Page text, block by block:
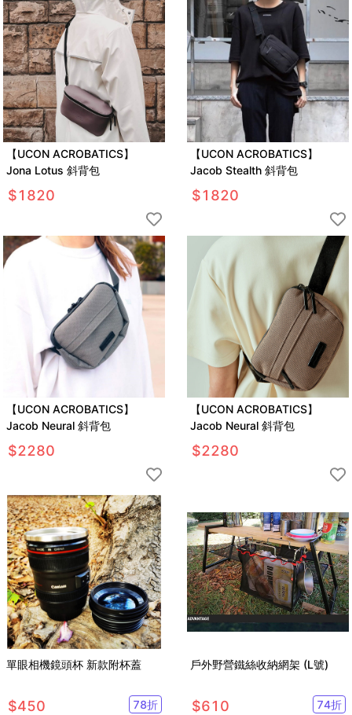
【UCON ACROBATICS】
Jona Lotus 斜背包
$1820
【UCON ACROBATICS】
Jacob Stealth 斜背包
$1820
【UCON ACROBATICS】
Jacob Neural 斜背包
$2280
【UCON ACROBATICS】
Jacob Neural 斜背包
$2280
單眼相機鏡頭杯 新款附杯蓋
$450 78折
戶外野營鐵絲收納網架 (L號)
$610 74折